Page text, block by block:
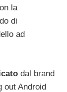
la
di
ad
dal brand
out Android